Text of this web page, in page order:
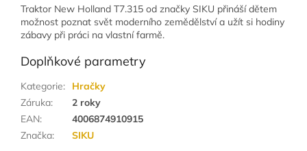
Traktor New Holland T7.315 od značky SIKU přináší dětem
možnost poznat svět moderního zemědělství a užít si hodiny
zábavy při práci na vlastní farmě.
Doplňkové parametry
Kategorie:
Hračky
Záruka:
2 roky
EAN:
4006874910915
Značka: SIKU